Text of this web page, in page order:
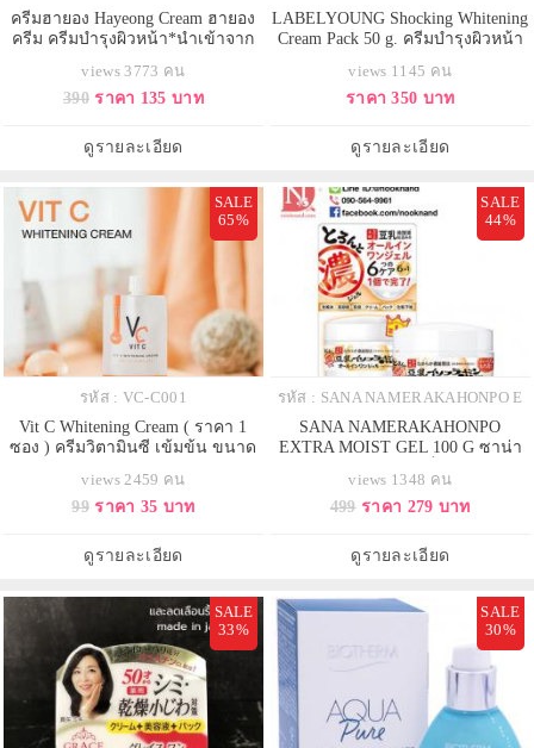
ครีมฮายอง Hayeong Cream ฮายอง
ครีม ครีมบำรุงผิวหน้า*นำเข้าจาก
เกาหลี สารสกัด 9 ชนิด
views 3773 คน
390 ราคา 135 บาท
ดูรายละเอียด
LABELYOUNG Shocking Whitening
Cream Pack 50 g. ครีมบำรุงผิวหน้า
ผสมที่เป็นมิตรกับผิวเพื่อปลอบ
ประโลมปกป้องและให้ความชุ่มชื้น
บำรุงสูงอุดมด้วยอนุภาคขนาดเล็ก
เพื่อช่วยปรับปรุงริ้วรอยและปัญหาผิว
views 1145 คน
ราคา 350 บาท
ดูรายละเอียด
SALE
65%
รหัส : VC-C001
Vit C Whitening Cream ( ราคา 1
ซอง ) ครีมวิตามินซี เข้มข้น ขนาด
พกพาง่าย สะดวก ราคาไม่แพง
views 2459 คน
99 ราคา 35 บาท
ดูรายละเอียด
SALE
44%
รหัส : SANA NAMERAKAHONPO E
SANA NAMERAKAHONPO
EXTRA MOIST GEL 100 G ซาน่า
เจล ครีมบำรุงผิวหน้า
views 1348 คน
499 ราคา 279 บาท
ดูรายละเอียด
SALE
33%
SALE
30%